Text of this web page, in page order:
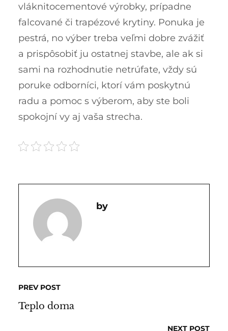
vláknitocementové výrobky, prípadne
falcované či trapézové krytiny. Ponuka je
pestrá, no výber treba veľmi dobre zvážiť
a prispôsobiť ju ostatnej stavbe, ale ak si
sami na rozhodnutie netrúfate, vždy sú
poruke odborníci, ktorí vám poskytnú
radu a pomoc s výberom, aby ste boli
spokojní vy aj vaša strecha.
PREV POST
Teplo doma
NEXT POST